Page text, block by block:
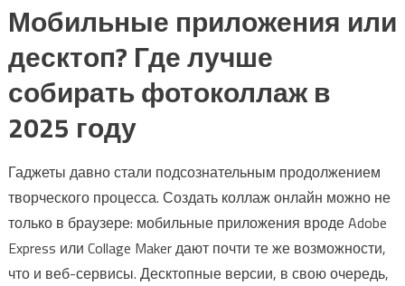
Мобильные приложения или
десктоп? Где лучше
собирать фотоколлаж в
2025 году
Гаджеты давно стали подсознательным продолжением
творческого процесса. Создать коллаж онлайн можно не
только в браузере: мобильные приложения вроде Adobe
Express или Collage Maker дают почти те же возможности,
что и веб-сервисы. Десктопные версии, в свою очередь,